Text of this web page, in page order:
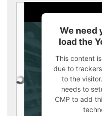
We need
load the
This content
due to
to the
needs to
CMP to add